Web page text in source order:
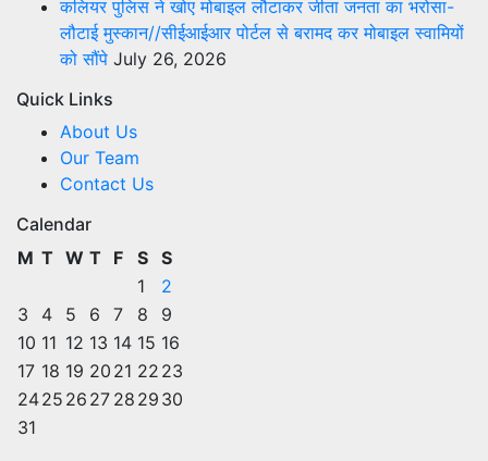
कलियर पुलिस ने खोए मोबाइल लौटाकर जीता जनता का भरोसा-
लौटाई मुस्कान//सीईआईआर पोर्टल से बरामद कर मोबाइल स्वामियों
को सौंपे July 26, 2026
Quick Links
About Us
Our Team
Contact Us
Calendar
M T W T F S S
1
2
3
4 5 6 7 8
9
10 11 12 13 14 15 16
17 18 19 20 21 22 23
2425 26 27 28 29 30
31